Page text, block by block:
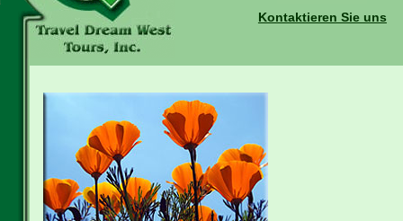
Daten und Preise
Buchungen
Auskünfte
Reise-Blog
Kontaktieren Sie uns